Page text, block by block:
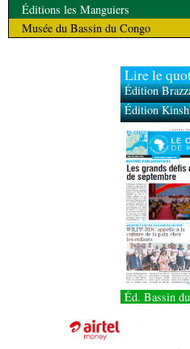
Éditions les Manguiers
Musée du Bassin du Congo
Lire le
Édition
Édition
Éd. Bassin